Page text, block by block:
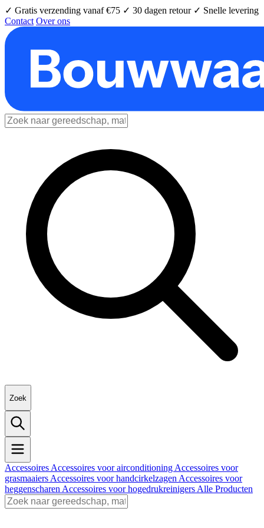
✓ Gratis verzending vanaf €75 ✓ 30 dagen retour ✓ Snelle levering
Contact Over ons
Zoek
Accessoires Accessoires voor airconditioning Accessoires voor
grasmaaiers Accessoires voor handcirkelzagen Accessoires voor
heggenscharen Accessoires voor hogedrukreinigers Alle Producten